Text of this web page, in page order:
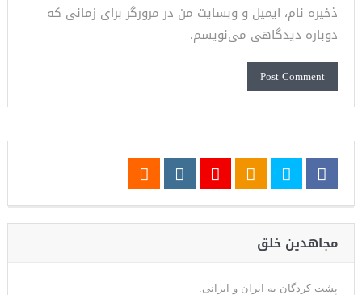
ذخیره نام، ایمیل و وبسایت من در مرورگر برای زمانی که
دوباره دیدگاهی می‌نویسم.
مجاهدین خلق
پشت کردگان به ایران و ایرانی.